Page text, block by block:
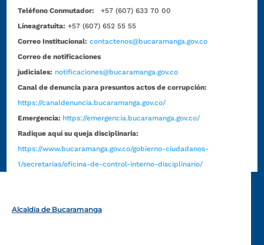
Teléfono Conmutador:
+57 (607) 633 70 00
Líneagratuita: +57 (607) 652 55 55
Correo Institucional: contactenos@bucaramanga.gov.co
Correo de notificaciones
judiciales: notificaciones@bucaramanga.gov.co
Canal de denuncia para presuntos actos de corrupción:
https://canaldenuncia.bucaramanga.gov.co/
Emergencia: https://emergencia.bucaramanga.gov.co/
Radique aquí su queja disciplinaria:
https://www.bucaramanga.gov.co/gobierno-ciudadanos-
1/secretarias/oficina-de-control-interno-disciplinario/
Alcaldía de Bucaramanga